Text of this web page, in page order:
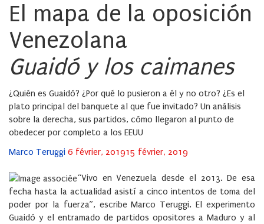
El mapa de la oposición
Venezolana
Guaidó y los caimanes
¿Quién es Guaidó? ¿Por qué lo pusieron a él y no otro? ¿Es el
plato principal del banquete al que fue invitado? Un análisis
sobre la derecha, sus partidos, cómo llegaron al punto de
obedecer por completo a los EEUU
Marco Teruggi Posted
6 février, 201915 février, 2019
“Vivo en Venezuela desde el 2013. De esa
fecha hasta la actualidad asistí a cinco intentos de toma del
poder por la fuerza”, escribe Marco Teruggi. El experimento
Guaidó y el entramado de partidos opositores a Maduro y al